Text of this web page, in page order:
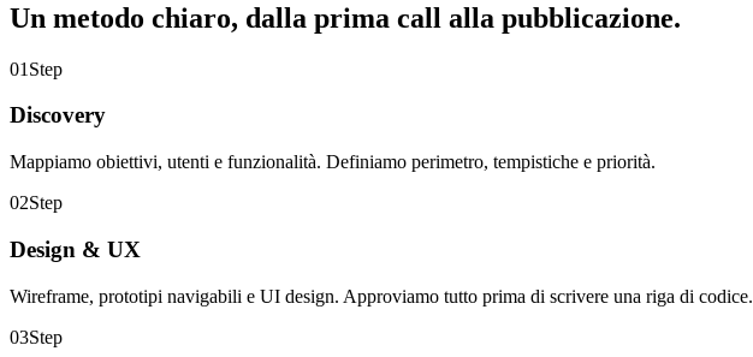
Un metodo chiaro, dalla prima call alla pubblicazione.
01 Step
Discovery
Mappiamo obiettivi, utenti e funzionalità. Definiamo perimetro, tempistiche e priorità.
02Step
Design & UX
Wireframe, prototipi navigabili e UI design. Approviamo tutto prima di scrivere una riga di codice.
03Step